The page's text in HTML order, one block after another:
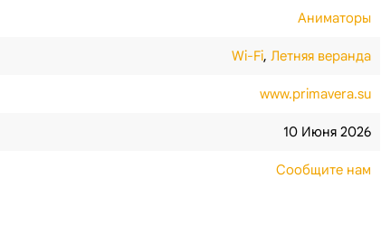
Аниматоры
Wi-Fi, Летняя веранда
www.primavera.su
10 Июня 2026
Сообщите нам